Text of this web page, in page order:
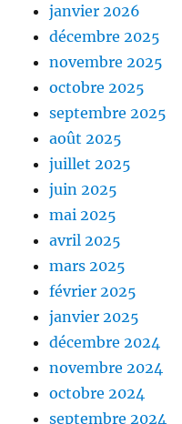
janvier 2026
décembre 2025
novembre 2025
octobre 2025
septembre 2025
août 2025
juillet 2025
juin 2025
mai 2025
avril 2025
mars 2025
février 2025
janvier 2025
décembre 2024
novembre 2024
octobre 2024
septembre 2024